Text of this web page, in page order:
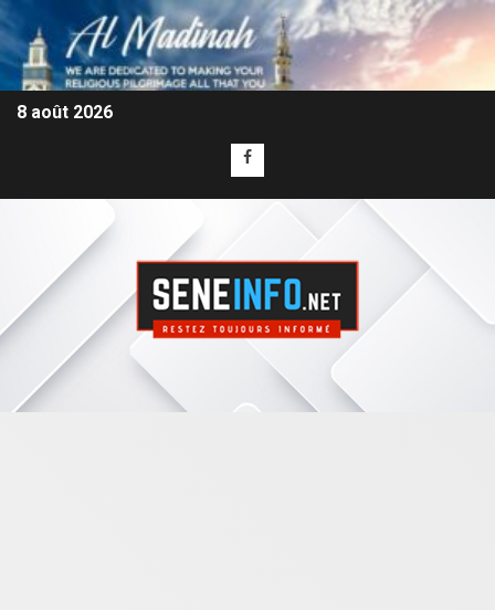
8 août 2026